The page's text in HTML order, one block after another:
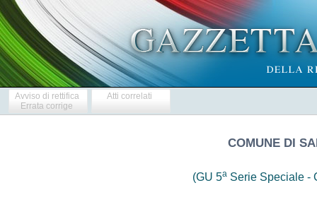
Avviso di rettifica
Errata corrige
Atti correlati
COMUNE DI
(GU 5a Serie Speciale -